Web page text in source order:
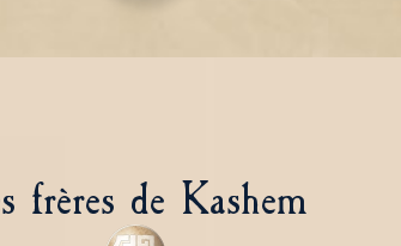
frères de Kashem